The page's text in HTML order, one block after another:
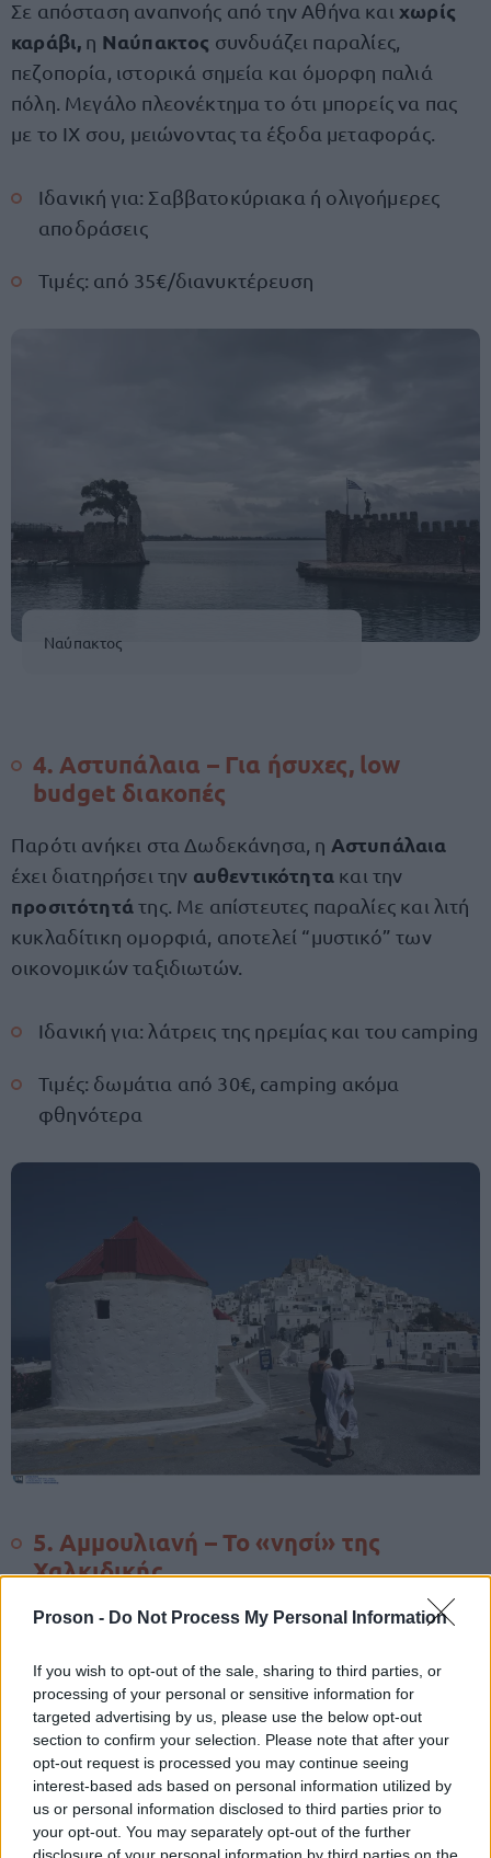
Proson - Do Not Process My Personal Information
If you wish to opt-out of the sale, sharing to third parties, or
processing of your personal or sensitive information for
targeted advertising by us, please use the below opt-out
section to confirm your selection. Please note that after your
opt-out request is processed you may continue seeing
interest-based ads based on personal information utilized by
us or personal information disclosed to third parties prior to
your opt-out. You may separately opt-out of the further
disclosure of your personal information by third parties on the
Σε απόσταση αναπνοής από την Αθήνα και χωρίς
καράβι, η Ναύπακτος συνδυάζει παραλίες,
πεζοπορία, ιστορικά σημεία και όμορφη παλιά
πόλη. Μεγάλο πλεονέκτημα το ότι μπορείς να πας
με το ΙΧ σου, μειώνοντας τα έξοδα μεταφοράς.
Ιδανική για: Σαββατοκύριακα ή ολιγοήμερες
αποδράσεις
Τιμές: από 35€/διανυκτέρευση
Ναύπακτος
4. Αστυπάλαια – Για ήσυχες, low
budget διακοπές
Παρότι ανήκει στα Δωδεκάνησα, η Αστυπάλαια
έχει διατηρήσει την αυθεντικότητα και την
προσιτότητάτης. Με απίστευτες παραλίες και λιτή
κυκλαδίτικη ομορφιά, αποτελεί “μυστικό” των
οικονομικών ταξιδιωτών.
Ιδανική για: λάτρεις της ηρεμίας και του camping
Τιμές: δωμάτια από 30€, camping ακόμα
φθηνότερα
5. Αμμουλιανή – Το «νησί» της
Χαλκιδικής
Μικρό νησί απέναντι από τηνΟυρανούπολη, με
πιο χαμηλές από τιςΚυκλάδες. Ιδανικό για
οικογενειακές διακοπές χωρίς φασαρία και χωρίς
φουσκωμένο πορτοφόλι.
Ιδανική για: οικογένειες & ζευγάρια